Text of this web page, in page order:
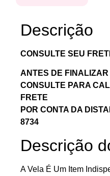
Descrição
CONSULTE SEU
ANTES DE
CONSULTE PARA
FRETE
POR CONTA DA
8734
Descrição
A Vela É Um Item